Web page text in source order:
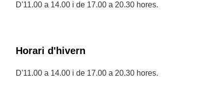
D'11.00 a 14.00 i de 17.00 a 20.30 hores.
Horari d'hivern
D'11.00 a 14.00 i de 17.00 a 20.30 hores.